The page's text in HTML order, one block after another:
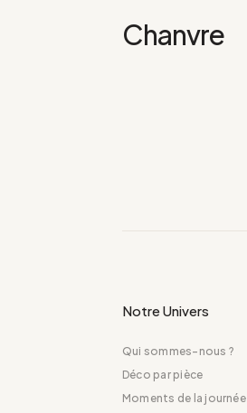
Chanvre
Notre Univers
Qui sommes-nous ?
Déco par pièce
Moments de la journée